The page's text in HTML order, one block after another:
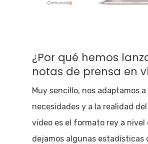
¿Por qué hemos
notas de prensa en
Muy sencillo, nos adaptamos
necesidades y a la realidad
vídeo es el formato rey a nivel
dejamos algunas estadísticas